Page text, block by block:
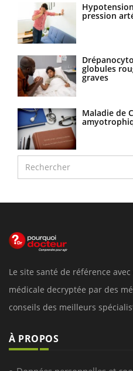
pression
globules
graves
Maladie de
Le site santé de référence
médicale decryptée par des
conseils des meilleurs
À PROPOS